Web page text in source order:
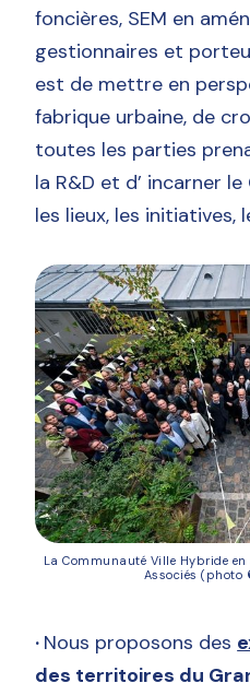
foncières, SEM en
gestionnaires et
est de mettre en
fabrique urbaine, de
toutes les parties
la R&D et d’ incarner
les lieux, les initiatives,
La Communauté Ville Hybride
Associés (photo
· Nous proposons des
des territoires du